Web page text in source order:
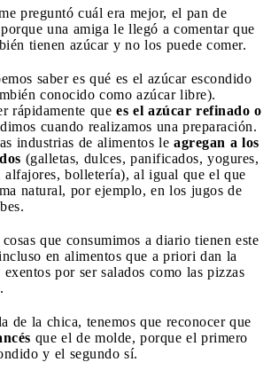
preguntó cuál era mejor, el pan de
una amiga le llegó a comentar que
tienen azúcar y no los puede comer.
saber es qué es el azúcar escondido
conocido como azúcar libre).
rápidamente que es el azúcar refinado o
cuando realizamos una preparación.
industrias de alimentos le agregan a los
(galletas, dulces, panificados, yogures,
alfajores, bolletería), al igual que el que
natural, por ejemplo, en los jugos de
que consumimos a diario tienen este
en alimentos que a priori dan la
exentos por ser salados como las pizzas
de la chica, tenemos que reconocer que
que el de molde, porque el primero
y el segundo sí.